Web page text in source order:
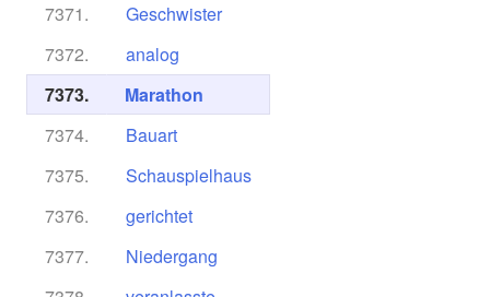
7371.
Geschwister
7372.
analog
7373.
Marathon
7374.
Bauart
7375.
Schauspielhaus
7376.
gerichtet
7377.
Niedergang